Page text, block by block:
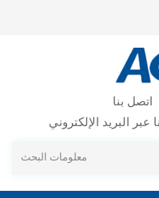
اتصل بنا
عبر البريد الإلكتروني